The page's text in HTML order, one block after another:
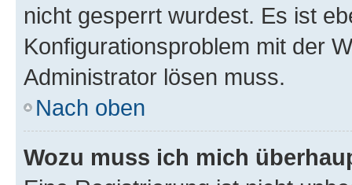
nicht gesperrt wurdest. Es ist
Konfigurationsproblem mit der
Administrator lösen muss.
Nach oben
Wozu muss ich mich